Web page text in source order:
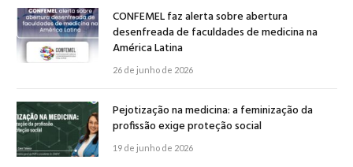
CONFEMEL faz alerta sobre abertura
desenfreada de faculdades de medicina na
América Latina
26 de junho de 2026
Pejotização na medicina: a feminização da
profissão exige proteção social
19 de junho de 2026